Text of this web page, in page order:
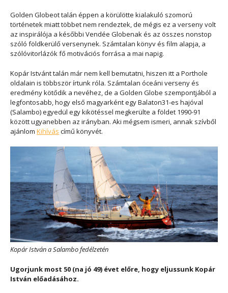
Golden Globeot talán éppen a körülötte kialakuló szomorú
történetek miatt többet nem rendeztek, de mégis ez a verseny volt
az inspirálója a későbbi Vendée Globenak és az összes nonstop
szóló földkerülő versenynek. Számtalan könyv és film alapja, a
szólóvitorlázók fő motivációs forrása a mai napig.
Kopár Istvánt talán már nem kell bemutatni, hiszen itt a Porthole
oldalain is többször írtunk róla. Számtalan óceáni verseny és
eredmény kötődik a nevéhez, de a Golden Globe szempontjából a
legfontosabb, hogy első magyarként egy Balaton31-es hajóval
(Salambo) egyedül egy kikötéssel megkerülte a földet 1990-91
között ugyanebben az irányban. Aki mégsem ismeri, annak szívből
ajánlom Kihívás című könyvét.
Kopár István a Salambo fedélzetén
Ugorjunk most 50 (na jó 49) évet előre, hogy eljussunk Kopár
István előadásához.